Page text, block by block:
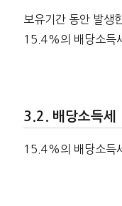
보유기간 동안 발생
15.4%의 배당소득
배당소득세
15.4%의 배당소득